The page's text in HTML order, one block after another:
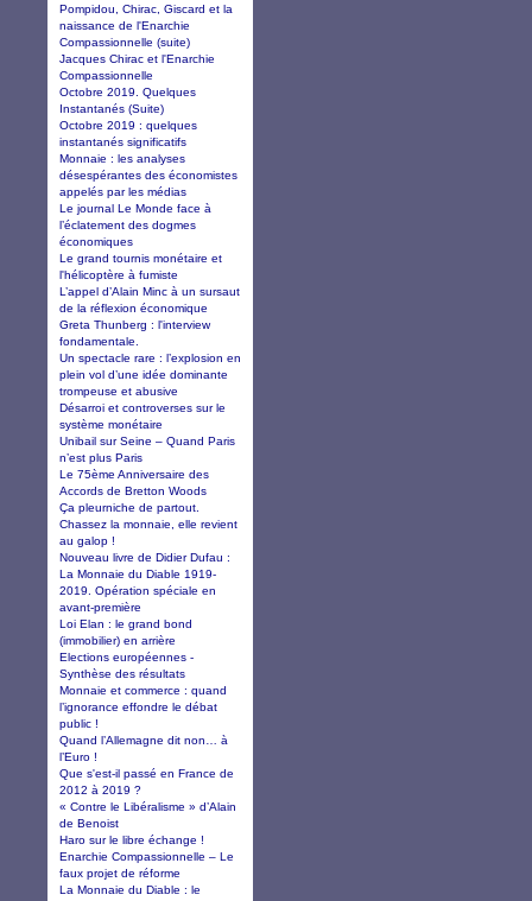
Pompidou, Chirac, Giscard et la
naissance de l'Enarchie
Compassionnelle (suite)
Jacques Chirac et l'Enarchie
Compassionnelle
Octobre 2019. Quelques
Instantanés (Suite)
Octobre 2019 : quelques
instantanés significatifs
Monnaie : les analyses
désespérantes des économistes
appelés par les médias
Le journal Le Monde face à
l’éclatement des dogmes
économiques
Le grand tournis monétaire et
l'hélicoptère à fumiste
L’appel d’Alain Minc à un sursaut
de la réflexion économique
Greta Thunberg : l'interview
fondamentale.
Un spectacle rare : l’explosion en
plein vol d’une idée dominante
trompeuse et abusive
Désarroi et controverses sur le
système monétaire
Unibail sur Seine – Quand Paris
n’est plus Paris
Le 75ème Anniversaire des
Accords de Bretton Woods
Ça pleurniche de partout.
Chassez la monnaie, elle revient
au galop !
Nouveau livre de Didier Dufau :
La Monnaie du Diable 1919-
2019. Opération spéciale en
avant-première
Loi Elan : le grand bond
(immobilier) en arrière
Elections européennes -
Synthèse des résultats
Monnaie et commerce : quand
l’ignorance effondre le débat
public !
Quand l’Allemagne dit non… à
l’Euro !
Que s'est-il passé en France de
2012 à 2019 ?
« Contre le Libéralisme » d’Alain
de Benoist
Haro sur le libre échange !
Enarchie Compassionnelle – Le
faux projet de réforme
La Monnaie du Diable : le